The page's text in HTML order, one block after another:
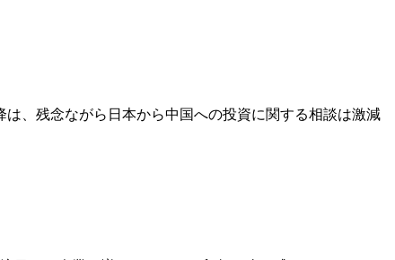
、残念ながら日本から中国への投資に関する相談は激減